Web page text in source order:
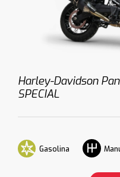
Harley-Davidson
SPECIAL
Gasolina